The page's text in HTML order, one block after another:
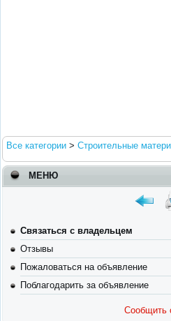
Все категории > Строительные
МЕНЮ
Связаться с владельцем
Отзывы
Пожаловаться на объявление
Поблагодарить за объявление
Сообщить